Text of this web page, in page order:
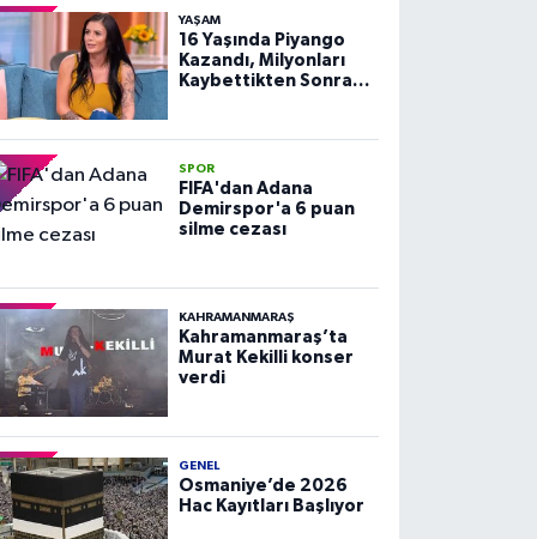
YAŞAM
16 Yaşında Piyango
Kazandı, Milyonları
Kaybettikten Sonra
SPOR
FIFA'dan Adana
Demirspor'a 6 puan
silme cezası
KAHRAMANMARAŞ
Kahramanmaraş’ta
Murat Kekilli konser
verdi
GENEL
Osmaniye’de 2026
Hac Kayıtları Başlıyor